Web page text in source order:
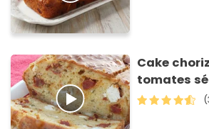
Cake
tomates